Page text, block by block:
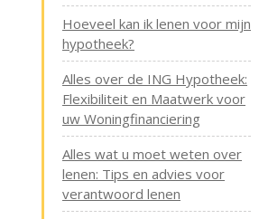
Hoeveel kan ik lenen voor mijn
hypotheek?
Alles over de ING Hypotheek:
Flexibiliteit en Maatwerk voor
uw Woningfinanciering
Alles wat u moet weten over
lenen: Tips en advies voor
verantwoord lenen